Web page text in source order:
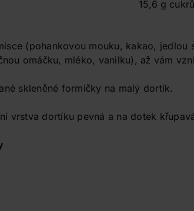
15,6 g cukrů
(pohankovou mouku, kakao, jedlou
omáčku, mléko, vanilku), až vám
skleněné formičky na malý dortík.
vrstva dortíku pevná a na dotek